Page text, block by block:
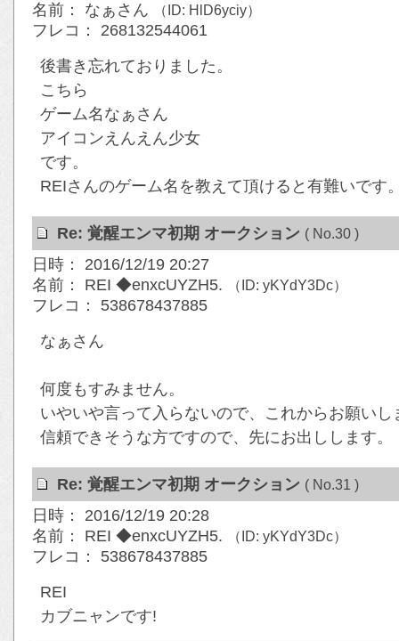
名前： なぁさん
（ID: HlD6yciy）
フレコ： 268132544061
後書き忘れておりました。
こちら
ゲーム名なぁさん
アイコンえんえん少女
です。
REIさんのゲーム名を教えて頂けると有難いです
Re: 覚醒エンマ初期 オークション ( No.30 )
日時： 2016/12/19 20:27
名前： REI ◆enxcUYZH5.
（ID: yKYdY3Dc）
フレコ： 538678437885
なぁさん
何度もすみません。
いやいや言って入らないので、これからお願いし
信頼できそうな方ですので、先にお出しします。
Re: 覚醒エンマ初期 オークション ( No.31 )
日時： 2016/12/19 20:28
名前： REI ◆enxcUYZH5.
（ID: yKYdY3Dc）
フレコ： 538678437885
REI
カブニャンです!